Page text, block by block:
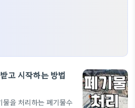
고 시작하는 방법
을 처리하는 폐기물수